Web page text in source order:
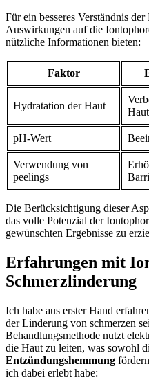
Für⁤ ein besseres ⁤Verständnis
Auswirkungen auf die
nützliche Informationen bieten:
Faktor
Hydratation ‌der Haut
Haut
pH-Wert
Verwendung⁢ von
peelings
Die‌ Berücksichtigung dieser
das volle Potenzial der
gewünschten Ergebnisse zu
Erfahrungen mit
Schmerzlinderung
Ich habe ​aus erster Hand
der‌ Linderung von schmerzen‍
Behandlungsmethode nutzt
die Haut zu leiten, was⁢ sowohl
Entzündungshemmung
ich dabei erlebt ⁣habe: